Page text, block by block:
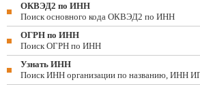
ОКВЭД2 по ИНН
Поиск основного кода ОКВЭД2 по ИНН
ОГРН по ИНН
Поиск ОГРН по ИНН
Узнать ИНН
Поиск ИНН организации по названию, ИНН